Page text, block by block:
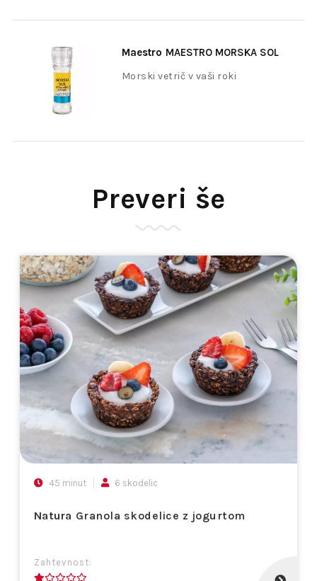
Maestro MAESTRO MORSKA SOL
100G
Morski vetrič v vaši roki
Preveri še
Natura Granola skodelice z jogurtom
Zahtevnost:
45 minut 6 skodelic